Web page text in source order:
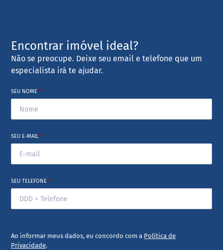
Encontrar imóvel ideal?
Não se preocupe. Deixe seu email e telefone que um
especialista irá te ajudar.
SEU NOME*
SEU E-MAIL*
SEU TELEFONE*
Ao informar meus dados, eu concordo com a Política de
Privacidade.